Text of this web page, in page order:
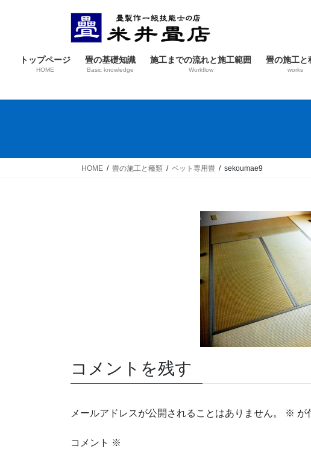
トップページ
HOME
畳の基礎知識
Basic knowledge
施工までの流れと施工範囲
Workflow
畳の施工と
works
HOME 畳の施工と種類 ペット専用畳 sekoumae9
コメントを残す
メールアドレスが公開されることはありません。 ※ が
コメント ※